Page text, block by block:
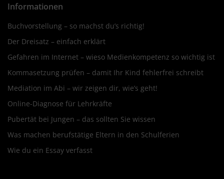
Informationen
Buchvorstellung – so machst du’s richtig!
Der Dreisatz – einfach erklärt
Gefahren im Internet – wieso Medienkompetenz so wichtig ist
Kommasetzung prüfen – damit Ihr Kind fehlerfrei schreibt
Mediation im Abi – wir zeigen dir, wie’s geht!
Online-Diagnose für Lehrkräfte
Pubertät bei Jungen – das sollten Sie wissen
Was machen berufstätige Eltern in den Schulferien
Wie du ein Essay verfasst